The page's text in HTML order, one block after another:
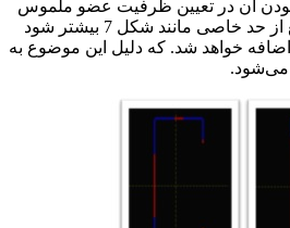
بودن آن در تعیین ظرفیت عضو ملموس
خواهد بود. اگر ارتفاع مقطع از حد خاصی مانند شکل 7 بیشتر شود
خواهد شد. که دلیل این موضوع به